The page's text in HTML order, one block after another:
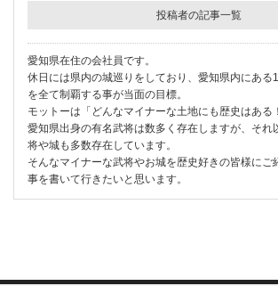
投稿者の記事一覧
愛知県在住の会社員です。
休日には県内の城巡りをしており、愛知県内にある
を全て制覇する事が当面の目標。
モットーは「どんなマイナーな土地にも歴史はある
愛知県出身の有名武将は数多く存在しますが、それ
将や城も多数存在しています。
そんなマイナーな武将やお城を歴史好きの皆様にご
事を書いて行きたいと思います。